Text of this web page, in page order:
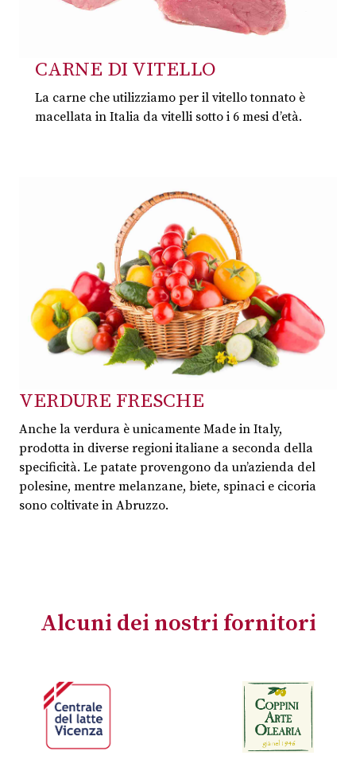
CARNE DI VITELLO
La carne che utilizziamo per il vitello tonnato è
macellata in Italia da vitelli sotto i 6 mesi d’età.
VERDURE FRESCHE
Anche la verdura è unicamente Made in Italy,
prodotta in diverse regioni italiane a seconda della
specificità. Le patate provengono da un’azienda del
polesine, mentre melanzane, biete, spinaci e cicoria
sono coltivate in Abruzzo.
Alcuni dei nostri fornitori